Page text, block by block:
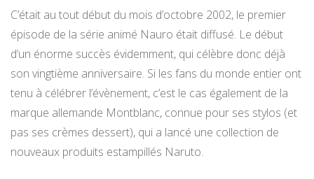
C’était au tout début du mois d’octobre 2002, le premier
épisode de la série animé Nauro était diffusé. Le début
d’un énorme succès évidemment, qui célèbre donc déjà
son vingtième anniversaire. Si les fans du monde entier ont
tenu à célébrer l’évènement, c’est le cas également de la
marque allemande Montblanc, connue pour ses stylos (et
pas ses crèmes dessert), qui a lancé une collection de
nouveaux produits estampillés Naruto.